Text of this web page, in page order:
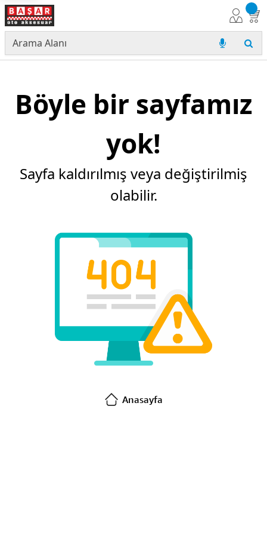
Böyle bir sayfamız
yok!
Sayfa kaldırılmış veya değiştirilmiş
olabilir.
Anasayfa